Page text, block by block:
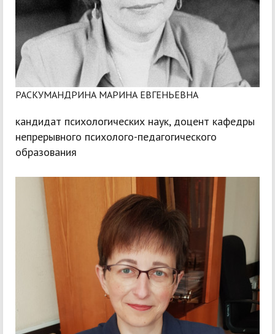
РАСКУМАНДРИНА МАРИНА ЕВГЕНЬЕВНА
кандидат психологических наук, доцент кафедры
непрерывного психолого-педагогического
образования